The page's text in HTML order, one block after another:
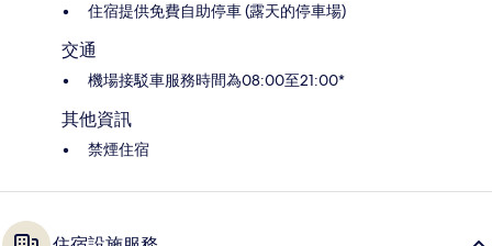
住宿提供免費自助停車 (露天的停車場)
交通
機場接駁車服務時間為08:00至21:00*
其他資訊
禁煙住宿